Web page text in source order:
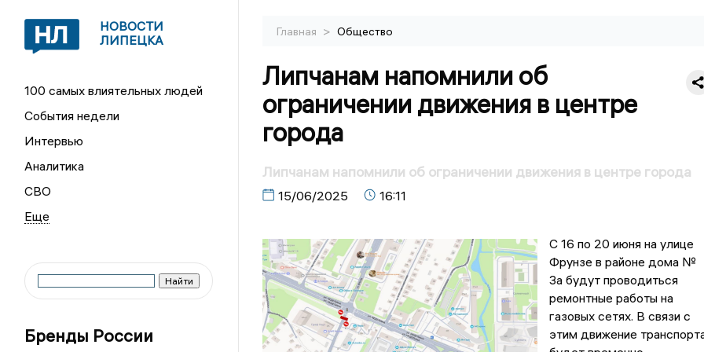
НОВОСТИ
ЛИПЕЦКА
100 самых влиятельных людей
События недели
Интервью
Аналитика
СВО
Бренды России
Главная > Общество
Липчанам напомнили об
ограничении движения в центре
города
Липчанам напомнили об ограничении движения в центре города
15/06/2025 16:11
С 16 по 20 июня на улице
Фрунзе в районе дома №
3а будут проводиться
ремонтные работы на
газовых сетях. В связи с
этим движение